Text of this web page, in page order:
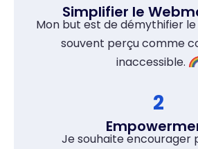
Simplifier le
Mon but est de démythifier
souvent perçu comme
inaccessible.
2
Je souhaite encourager